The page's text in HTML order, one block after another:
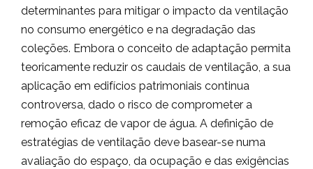
determinantes para mitigar o impacto da ventilação
no consumo energético e na degradação das
coleções. Embora o conceito de adaptação permita
teoricamente reduzir os caudais de ventilação, a sua
aplicação em edifícios patrimoniais continua
controversa, dado o risco de comprometer a
remoção eficaz de vapor de água. A definição de
estratégias de ventilação deve basear-se numa
avaliação do espaço, da ocupação e das exigências